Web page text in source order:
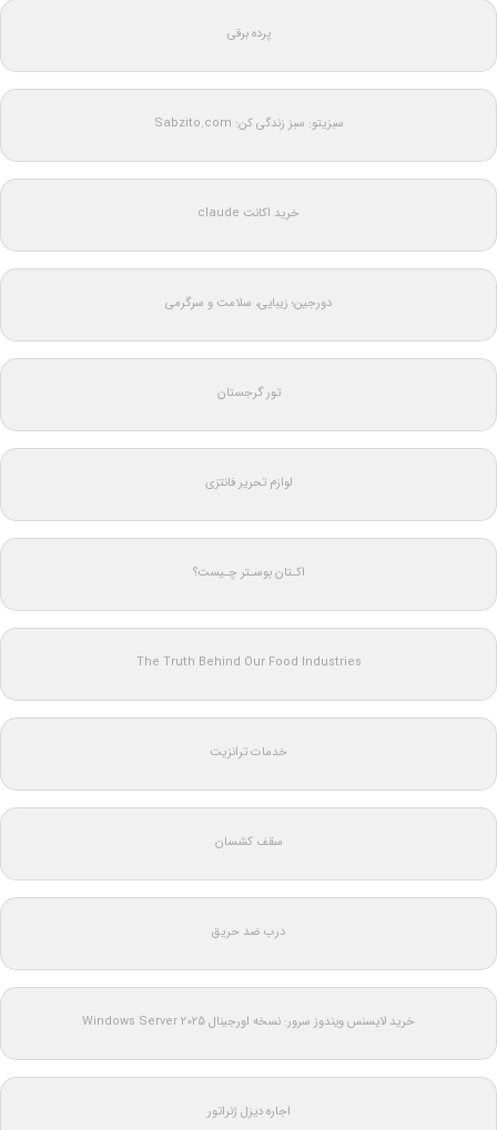
پرده برقی
سبزیتو: سبز زندگی کن: Sabzito.com
خرید اکانت claude
دورجین؛ زیبایی، سلامت و سرگرمی
تور گرجستان
لوازم تحریر فانتزی
اکـتان بوسـتر چـیست؟
The Truth Behind Our Food Industries
خدمات ترانزیت
سقف کشسان
درب ضد حریق
خرید لایسنس ویندوز سرور: نسخه اورجینال Windows Server 2025
اجاره دیزل ژنراتور